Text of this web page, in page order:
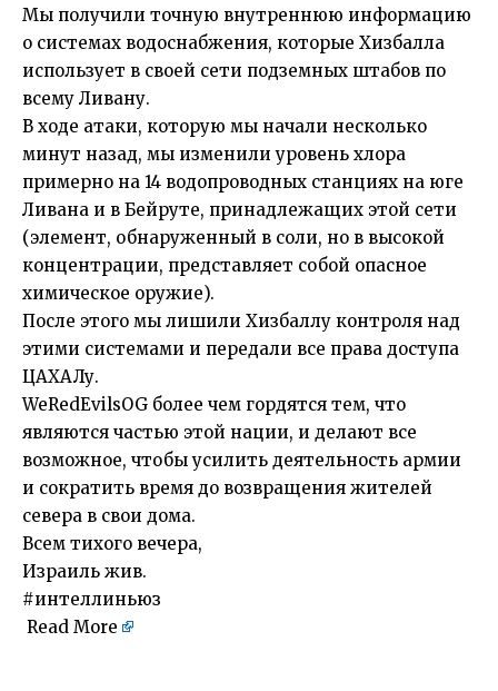
Мы получили точную внутреннюю информацию
о системах водоснабжения, которые Хизбалла
использует в своей сети подземных штабов по
всему Ливану.
В ходе атаки, которую мы начали несколько
минут назад, мы изменили уровень хлора
примерно на 14 водопроводных станциях на юге
Ливана и в Бейруте, принадлежащих этой сети
(элемент, обнаруженный в соли, но в высокой
концентрации, представляет собой опасное
химическое оружие).
После этого мы лишили Хизбаллу контроля над
этими системами и передали все права доступа
ЦАХАЛу.
WeRedEvilsOG более чем гордятся тем, что
являются частью этой нации, и делают все
возможное, чтобы усилить деятельность армии
и сократить время до возвращения жителей
севера в свои дома.
Всем тихого вечера,
Израиль жив.
#интеллиньюз
Read More